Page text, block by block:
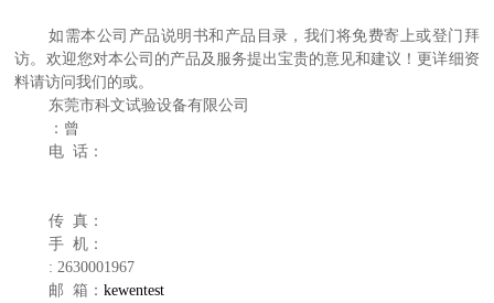
如需本公司产品说明书和产品目录，我们将免费寄上或登门拜
访。欢迎您对本公司的产品及服务提出宝贵的意见和建议！更详细资
料请访问我们的或。
东莞市科文试验设备有限公司
：曾
电 话：
传 真：
手 机：
: 2630001967
邮 箱：kewentest